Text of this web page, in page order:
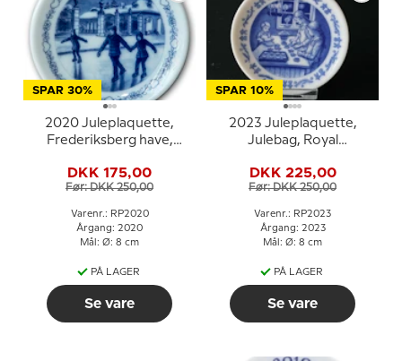
SPAR 30%
2020 Juleplaquette,
Frederiksberg have,
DKK 175,00
Før: DKK 250,00
Varenr.: RP2020
Årgang: 2020
Mål: Ø: 8 cm
PÅ LAGER
Se vare
SPAR 10%
2023 Juleplaquette,
Julebag, Royal
DKK 225,00
Før: DKK 250,00
Varenr.: RP2023
Årgang: 2023
Mål: Ø: 8 cm
PÅ LAGER
Se vare